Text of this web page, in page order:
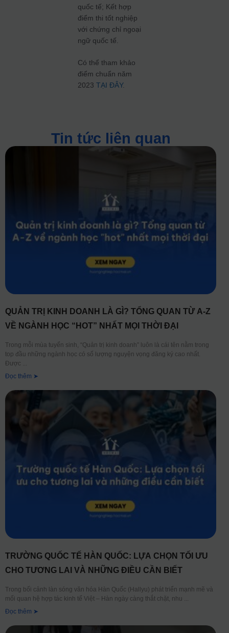
quốc tế; Kết hợp
điểm thi tốt nghiệp
với chứng chỉ ngoại
ngữ quốc tế.
Có thể tham khảo
điểm chuẩn năm
2023TẠI ĐÂY.
Tin tức liên quan
QUẢN TRỊ KINH DOANH LÀ GÌ? TỔNG QUAN TỪ A-Z
VỀ NGÀNH HỌC “HOT” NHẤT MỌI THỜI ĐẠI
Trong mỗi mùa tuyển sinh, “Quản trị kinh doanh” luôn là cái tên nằm trong
top đầu những ngành học có số lượng nguyện vọng đăng ký cao nhất.
Được
Đọc thêm ➤
TRƯỜNG QUỐC TẾ HÀN QUỐC: LỰA CHỌN TỐI ƯU
CHO TƯƠNG LAI VÀ NHỮNG ĐIỀU CẦN BIẾT
Trong bối cảnh làn sóng văn hóa Hàn Quốc (Hallyu) phát triển mạnh mẽ và
mối quan hệ hợp tác kinh tế Việt – Hàn ngày càng thắt chặt, nhu
Đọc thêm ➤